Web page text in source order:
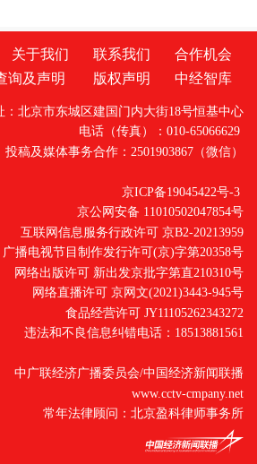
关于我们 联系我们
合作机会
询及声明
版权声明 中经智库
：北京市东城区建国门内大街18号恒基中心
电话（传真）：010-65066629
投稿及媒体事务合作：2501903867（微信）
京ICP备19045422号-3
京公网安备 11010502047854号
互联网信息服务行政许可 京B2-20213959
广播电视节目制作发行许可(京)字第20358号
网络出版许可 新出发京批字第直210310号
网络直播许可 京网文(2021)3443-945号
食品经营许可 JY11105262343272
违法和不良信息纠错电话：18513881561
中广联经济广播委员会/中国经济新闻联播
www.cctv-cmpany.net
常年法律顾问：北京盈科律师事务所